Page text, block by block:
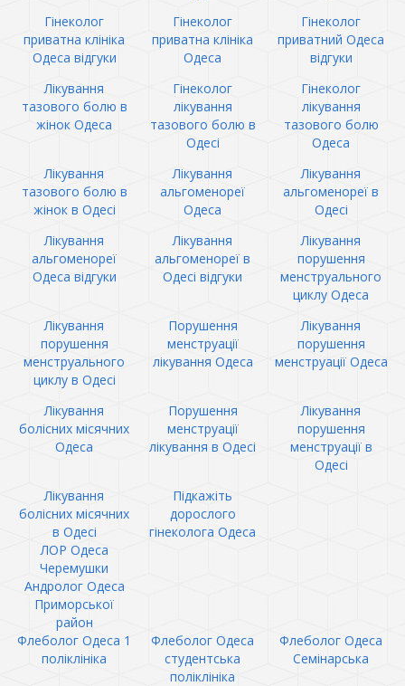
Гінеколог
приватна клініка
Одеса відгуки
Гінеколог
приватна клініка
Одеса
Гінеколог
приватний Одеса
відгуки
Лікування
тазового болю в
жінок Одеса
Гінеколог
лікування
тазового болю в
Одесі
Гінеколог
лікування
тазового болю
Одеса
Лікування
тазового болю в
жінок в Одесі
Лікування
альгоменореї
Одеса
Лікування
альгоменореї в
Одесі
Лікування
альгоменореї
Одеса відгуки
Лікування
альгоменореї в
Одесі відгуки
Лікування
порушення
менструального
циклу Одеса
Лікування
порушення
менструального
циклу в Одесі
Порушення
менструації
лікування Одеса
Лікування
порушення
менструації Одеса
Лікування
болісних місячних
Одеса
Порушення
менструації
лікування в Одесі
Лікування
порушення
менструації в
Одесі
Лікування
болісних місячних
в Одесі
Підкажіть
дорослого
гінеколога Одеса
ЛОР Одеса
Черемушки
Андролог Одеса
Приморської
район
Флеболог Одеса 1
поліклініка
Флеболог Одеса
студентська
поліклініка
Флеболог Одеса
Семінарська